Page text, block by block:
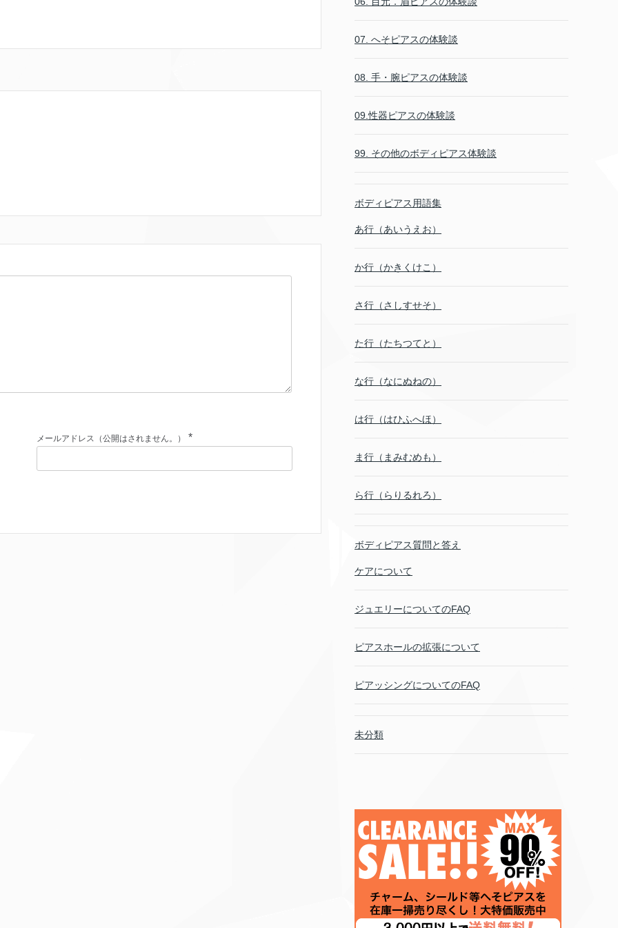
メールアドレス（公開はされません。） *
07. へそピアスの体験談
08. 手・腕ピアスの体験談
09.性器ピアスの体験談
99. その他のボディピアス体験談
ボディピアス用語集
あ行（あいうえお）
か行（かきくけこ）
さ行（さしすせそ）
た行（たちつてと）
な行（なにぬねの）
は行（はひふへほ）
ま行（まみむめも）
ら行（らりるれろ）
ボディピアス質問と答え
ケアについて
ジュエリーについてのFAQ
ピアスホールの拡張について
ピアッシングについてのFAQ
未分類